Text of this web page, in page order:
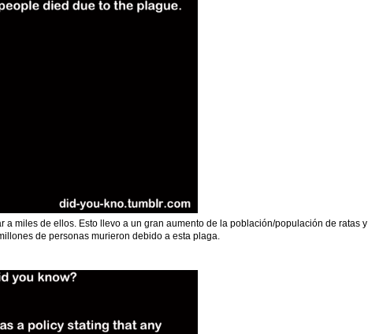
a miles de ellos. Esto llevo a un gran aumento de la población/populación de ratas y
de personas murieron debido a esta plaga.